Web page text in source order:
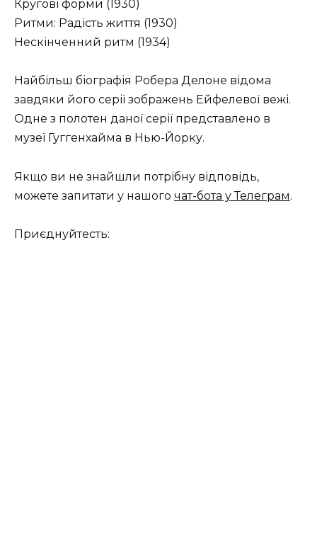
Кругові форми (1930)
Ритми: Радість життя (1930)
Нескінченний ритм (1934)
Найбільш біографія Робера Делоне відома
завдяки його серії зображень Ейфелевої вежі.
Одне з полотен даної серії представлено в
музеї Гуггенхайма в Нью-Йорку.
Якщо ви не знайшли потрібну відповідь,
можете запитати у нашого чат-бота у Телеграм.
Приєднуйтесть: